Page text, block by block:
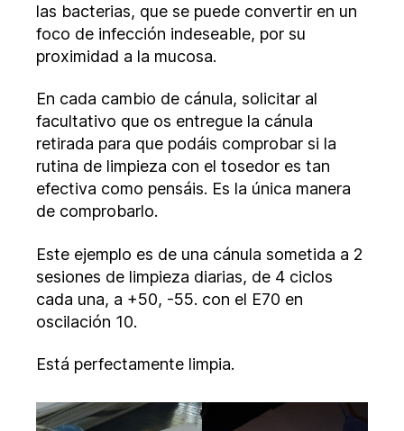
las bacterias, que se puede convertir en un
foco de infección indeseable, por su
proximidad a la mucosa.
En cada cambio de cánula, solicitar al
facultativo que os entregue la cánula
retirada para que podáis comprobar si la
rutina de limpieza con el tosedor es tan
efectiva como pensáis. Es la única manera
de comprobarlo.
Este ejemplo es de una cánula sometida a 2
sesiones de limpieza diarias, de 4 ciclos
cada una, a +50, -55. con el E70 en
oscilación 10.
Está perfectamente limpia.